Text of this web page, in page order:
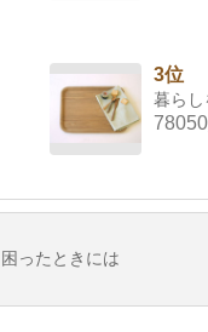
3位
暮らし
78050
困ったときには